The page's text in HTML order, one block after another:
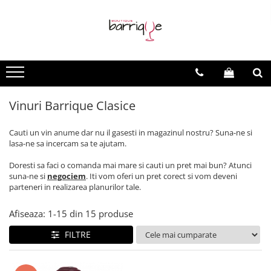
Vinuri - Toate
Vinuri Premium
Vinuri Speciale
Vinuri Barrique Clasice
Vinuri Light Barrique/Fumee
Vinuri la sticla
Vinuri Spumante
Vinuri Barrique Clasice
Cauti un vin anume dar nu il gasesti in magazinul nostru? Suna-ne si
lasa-ne sa incercam sa te ajutam.
Doresti sa faci o comanda mai mare si cauti un pret mai bun? Atunci
suna-ne si negociem. Iti vom oferi un pret corect si vom deveni
parteneri in realizarea planurilor tale.
Afiseaza: 1-15 din 15 produse
FILTRE